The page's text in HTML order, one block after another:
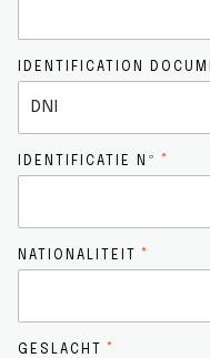
IDENTIFICATION
IDENTIFICATIE Nº
NATIONALITEIT
GESLACHT